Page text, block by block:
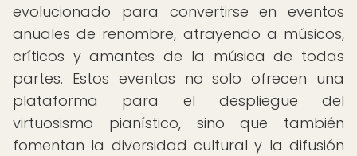
evolucionado para convertirse en eventos
anuales de renombre, atrayendo a músicos,
críticos y amantes de la música de todas
partes. Estos eventos no solo ofrecen una
plataforma para el despliegue del
virtuosismo pianístico, sino que también
fomentan la diversidad cultural y la difusión